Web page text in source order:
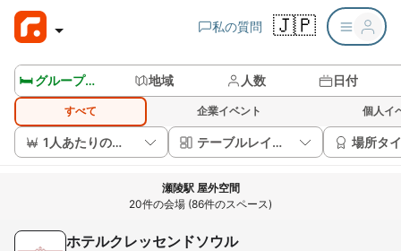
私の質問 🇯🇵
🛏️ グループルームを見る 地域 人数 日付
すべて 企業イベント 個人イ
1人あたりの価格 テーブルレイアウト 場所タ
瀬陵駅 屋外空間
20件の会場 (86件のスペース)
ホテルクレッセンドソウル